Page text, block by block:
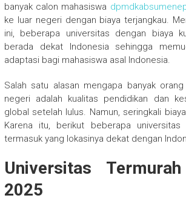
banyak calon mahasiswa
ke luar negeri dengan biaya terjangkau.
ini, beberapa universitas dengan biaya
berada dekat Indonesia sehingga
adaptasi bagi mahasiswa asal Indonesia.
Salah satu alasan mengapa banyak
negeri adalah kualitas pendidikan dan
global setelah lulus. Namun, seringkali
Karena itu, berikut beberapa
termasuk yang lokasinya dekat dengan
Universitas
2025